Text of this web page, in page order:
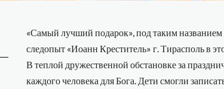
«Самый лучший подарок», под таким названием
следопыт «Иоанн Креститель» г. Тирасполь в
В теплой дружественной обстановке за
каждого человека для Бога. Дети смогли